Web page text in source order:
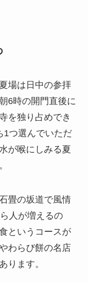
場は日中の参拝
6時の開門直後に
を独り占めでき
1つ選んでいただ
が喉にしみる夏
畳の坂道で風情
人が増えるの
というコースが
わらび餅の名店
ります。